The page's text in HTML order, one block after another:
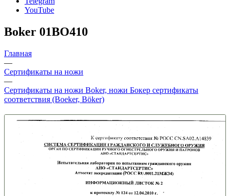
YouTube
Boker 01BO410
Главная
—
Сертификаты на ножи
—
Сертификаты на ножи Boker, ножи Бокер сертификаты
соответствия (Boeker, Böker)